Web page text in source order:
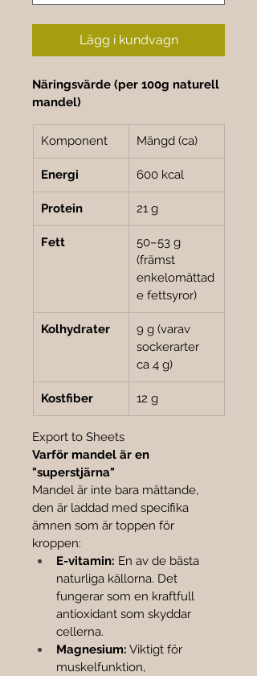
Lägg i kundvagn
Näringsvärde (per 100g naturell
mandel)
Komponent Mängd (ca)
Energi 600 kcal
Protein 21 g
Fett
50–53 g
(främst
enkelomättad
e fettsyror)
Kolhydrater
9 g (varav
sockerarter
ca 4 g)
Kostfiber 12 g
Export to Sheets
Varför mandel är en
"superstjärna"
Mandel är inte bara mättande,
den är laddad med specifika
ämnen som är toppen för
kroppen:
E-vitamin: En av de bästa
naturliga källorna. Det
fungerar som en kraftfull
antioxidant som skyddar
cellerna.
Magnesium: Viktigt för
muskelfunktion,